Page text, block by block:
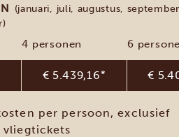
(januari, juli, augustus,
4 personen
€ 5.439,16*
6
€
per persoon, exclusief